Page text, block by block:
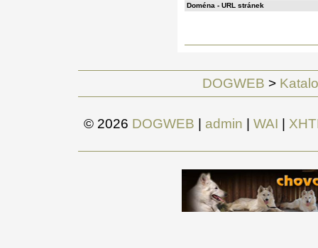
Doména - URL stránek
DOGWEB >
© 2026 DOGWEB admin WAI